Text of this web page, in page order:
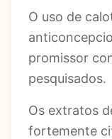
O uso de
promissor
pesquisados.
Os extratos
fortemente